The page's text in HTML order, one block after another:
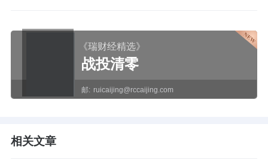
《瑞财经精选》
战投清零
邮: ruicaijing@rccaijing.com
相关文章